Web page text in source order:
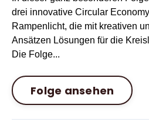
drei innovative Circular
Rampenlicht, die mit kreativen
Ansätzen Lösungen für die
Die Folge...
Folge ansehen